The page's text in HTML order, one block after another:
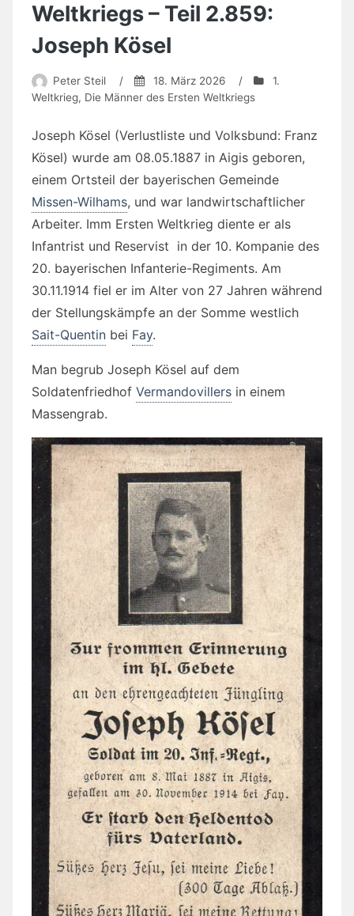
Weltkriegs – Teil 2.859:
Joseph Kösel
Peter Steil / 18. März 2026 /
1.
Weltkrieg, Die Männer des Ersten Weltkriegs
Joseph Kösel (Verlustliste und Volksbund: Franz
Kösel) wurde am 08.05.1887 in Aigis geboren,
einem Ortsteil der bayerischen Gemeinde
Missen-Wilhams, und war landwirtschaftlicher
Arbeiter. Imm Ersten Weltkrieg diente er als
Infantrist und Reservist in der 10. Kompanie des
20. bayerischen Infanterie-Regiments. Am
30.11.1914 fiel er im Alter von 27 Jahren während
der Stellungskämpfe an der Somme westlich
Sait-Quentin bei Fay.
Man begrub Joseph Kösel auf dem
Soldatenfriedhof Vermandovillers in einem
Massengrab.